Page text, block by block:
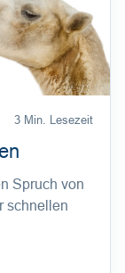
3 Min. Lesezeit
Spruch von
schnellen